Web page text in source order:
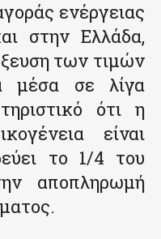
ενέργειας
στην Ελλάδα,
των τιμών
μέσα σε λίγα
ότι η
είναι
το 1/4 του
αποπληρωμή